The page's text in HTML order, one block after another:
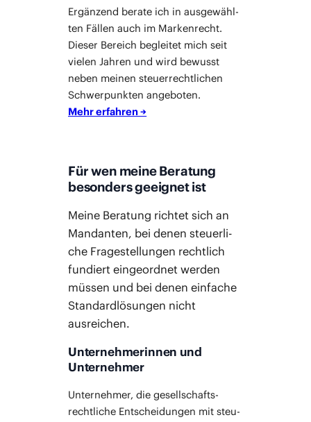
Ergän­zend bera­te ich in aus­ge­wähl­
ten Fäl­len auch im Mar­ken­recht.
Die­ser Bereich beglei­tet mich seit
vie­len Jah­ren und wird bewusst
neben mei­nen steu­er­recht­li­chen
Schwer­punk­ten ange­bo­ten.
Mehr erfah­ren →
Für wen meine Beratung
besonders geeignet ist
Mei­ne Bera­tung rich­tet sich an
Man­dan­ten, bei denen steu­er­li­
che Fra­ge­stel­lun­gen recht­lich
fun­diert ein­ge­ord­net wer­den
müs­sen und bei denen ein­fa­che
Stan­dard­lö­sun­gen nicht
ausreichen.
Unternehmerinnen und
Unternehmer
Unter­neh­mer, die gesell­schafts­
recht­li­che Ent­schei­dun­gen mit steu­